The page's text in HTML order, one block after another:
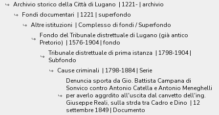
Archivio storico della Città di Lugano | 1221- | archivio
Fondi documentari | 1221 | superfondo
Altre istituzioni | Complesso di fondi / Superfondo
Fondo del Tribunale distrettuale di Lugano (già antico
Pretorio) | 1576-1904 | fondo
Tribunale distrettuale di prima istanza | 1798-1904 |
Subfondo
Cause criminali | 1798-1884 | Serie
Denuncia sporta da Gio. Battista Campana di
Sonvico contro Antonio Catella e Antonio Meneghelli
per averlo aggrdito all'uscita dal canvetto dell'ing.
Giuseppe Reali, sulla strda tra Cadro e Dino | 12
settembre 1849 | Documento